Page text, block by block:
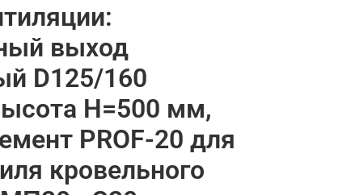
выход
D125/160
H=500 мм,
PROF-20 для
кровельного